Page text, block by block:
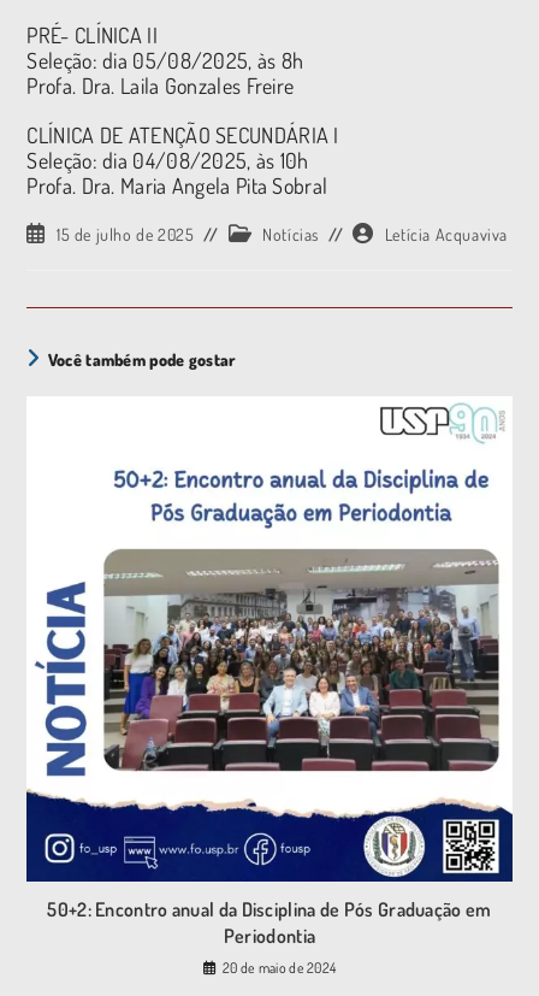
PRÉ- CLÍNICA II
Seleção: dia 05/08/2025, às 8h
Profa. Dra. Laila Gonzales Freire
CLÍNICA DE ATENÇÃO SECUNDÁRIA I
Seleção: dia 04/08/2025, às 10h
Profa. Dra. Maria Angela Pita Sobral
15 de julho de 2025 Notícias Letícia Acquaviva
Você também pode gostar
50+2: Encontro anual da Disciplina de Pós Graduação em
Periodontia
20 de maio de 2024